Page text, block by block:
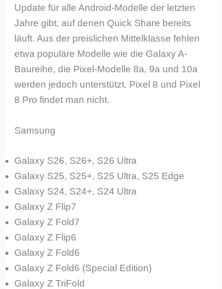
Update für alle Android-Modelle der letzten
Jahre gibt, auf denen Quick Share bereits
läuft. Aus der preislichen Mittelklasse fehlen
etwa populäre Modelle wie die Galaxy A-
Baureihe, die Pixel-Modelle 8a, 9a und 10a
werden jedoch unterstützt. Pixel 8 und Pixel
8 Pro findet man nicht.
Samsung
Galaxy S26, S26+, S26 Ultra
Galaxy S25, S25+, S25 Ultra, S25 Edge
Galaxy S24, S24+, S24 Ultra
Galaxy Z Flip7
Galaxy Z Fold7
Galaxy Z Flip6
Galaxy Z Fold6
Galaxy Z Fold6 (Special Edition)
Galaxy Z TriFold